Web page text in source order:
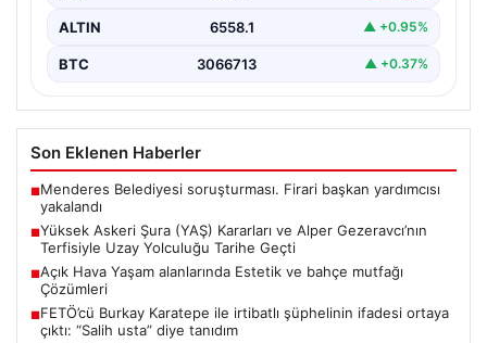
ALTIN 6558.1 ▲ +0.95%
BTC 3066713 ▲ +0.37%
Son Eklenen Haberler
■Menderes Belediyesi soruşturması. Firari başkan yardımcısı
yakalandı
■Yüksek Askeri Şura (YAŞ) Kararları ve Alper Gezeravcı’nın
Terfisiyle Uzay Yolculuğu Tarihe Geçti
■Açık Hava Yaşam alanlarında Estetik ve bahçe mutfağı
Çözümleri
■FETÖ’cü Burkay Karatepe ile irtibatlı şüphelinin ifadesi ortaya
çıktı: “Salih usta” diye tanıdım